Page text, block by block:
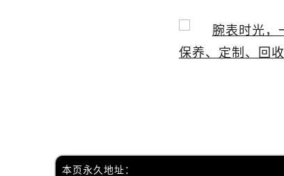
本页永久地址：